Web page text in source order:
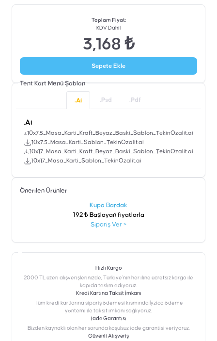
Toplam Fiyat:
KDV Dahil
3,168 ₺
Sepete Ekle
Tent Kart Menü Şablon
.Ai .Psd .Pdf
.Ai
10x7.5_Masa_Karti_Kraft_Beyaz_Baski_Sablon_TekinOzalit.ai
10x7.5_Masa_Karti_Sablon_TekinOzalit.ai
10x17_Masa_Karti_Kraft_Beyaz_Baski_Sablon_TekinOzalit.ai
10x17_Masa_Karti_Sablon_TekinOzalit.ai
Önerilen Ürünler
Kupa Bardak
192 ₺ Başlayan fiyatlarla
Sipariş Ver >
Hızlı Kargo
2000 TL üzeri alışverişlerinizde, Türkiye’nin her iline ücretsiz kargo ile
kapıda teslim ediyoruz.
Kredi Kartına Taksit İmkanı
‎Tüm kredi kartlarına sipariş ödemesi kısmında İyzico ödeme
yöntemi ile taksit imkanı sağlıyoruz.
İade Garantisi
Bizden kaynaklı olan her sorunda koşulsuz iade garantisi veriyoruz.
Güvenli Alışveriş